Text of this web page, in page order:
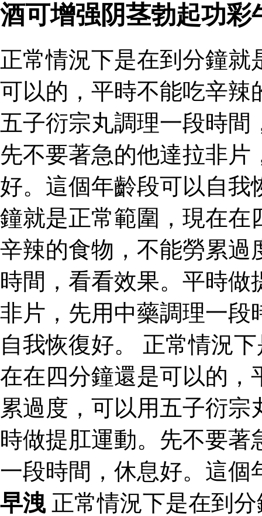
酒可增强阴茎勃起功彩
正常情況下是在到分鐘
可以的，平時不能吃辛辣
五子衍宗丸調理一段時
先不要著急的他達拉非
好。這個年齡段可以自我
鐘就是正常範圍，現在在
辛辣的食物，不能勞累過
時間，看看效果。平時
非片，先用中藥調理一段
自我恢復好。 正常情況
在在四分鐘還是可以的，
累過度，可以用五子衍
時做提肛運動。先不要
一段時間，休息好。這
早洩 正常情況下是在到